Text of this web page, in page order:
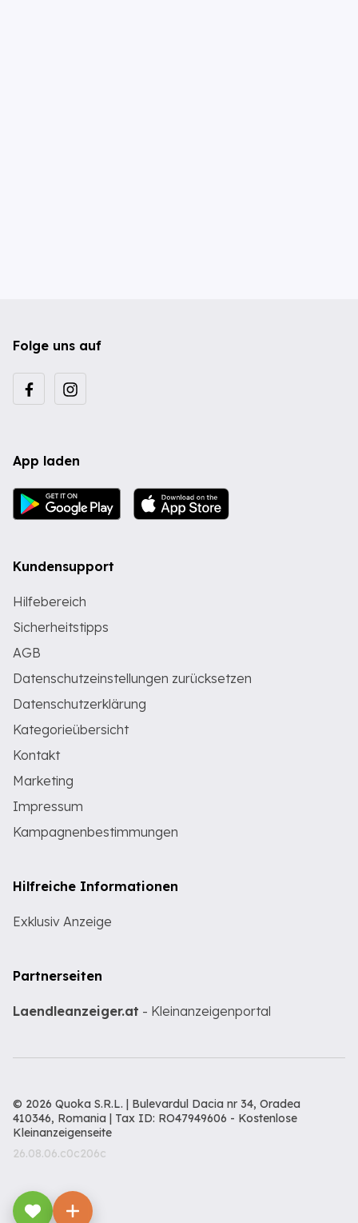
Folge uns auf
App laden
Kundensupport
Hilfebereich
Sicherheitstipps
AGB
Datenschutzeinstellungen zurücksetzen
Datenschutzerklärung
Kategorieübersicht
Kontakt
Marketing
Impressum
Kampagnenbestimmungen
Hilfreiche Informationen
Exklusiv Anzeige
Partnerseiten
Laendleanzeiger.at - Kleinanzeigenportal
© 2026 Quoka S.R.L. | Bulevardul Dacia nr 34, Oradea
410346, Romania | Tax ID: RO47949606 - Kostenlose
Kleinanzeigenseite
26.08.06.c0c206c